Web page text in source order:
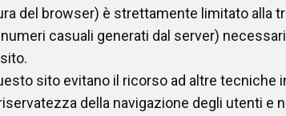
del browser) è strettamente limitato alla
casuali generati dal server)
sito evitano il ricorso ad altre tecniche
della navigazione degli utenti e